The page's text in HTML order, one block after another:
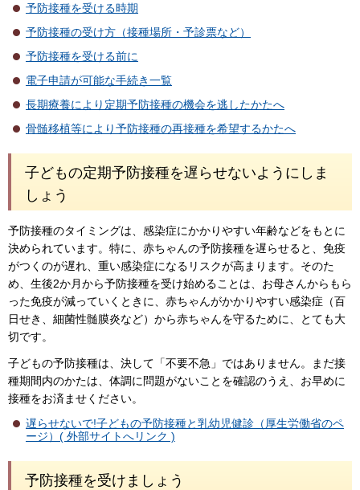
予防接種を受ける時期
予防接種の受け方（接種場所・予診票など）
予防接種を受ける前に
電子申請が可能な手続き一覧
長期療養により定期予防接種の機会を逃したかたへ
骨髄移植等により予防接種の再接種を希望するかたへ
子どもの定期予防接種を遅らせないようにしま
しょう
予防接種のタイミングは、感染症にかかりやすい年齢などをもとに
決められています。特に、赤ちゃんの予防接種を遅らせると、免疫
がつくのが遅れ、重い感染症になるリスクが高まります。そのた
め、生後2か月から予防接種を受け始めることは、お母さんからもら
った免疫が減っていくときに、赤ちゃんがかかりやすい感染症（百
日せき、細菌性髄膜炎など）から赤ちゃんを守るために、とても大
切です。
子どもの予防接種は、決して「不要不急」ではありません。まだ接
種期間内のかたは、体調に問題がないことを確認のうえ、お早めに
接種をお済ませください。
遅らせないで!子どもの予防接種と乳幼児健診（厚生労働省のペ
ージ）( 外部サイトへリンク )
予防接種を受けましょう